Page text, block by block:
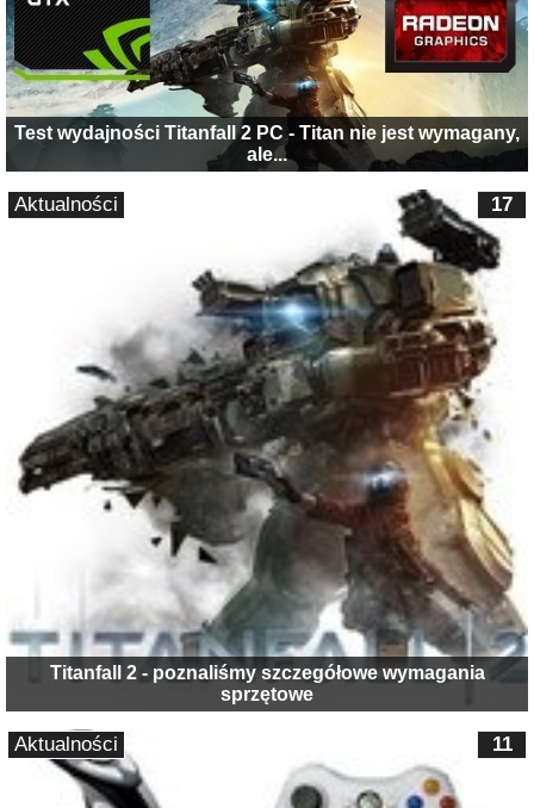
Test wydajności Titanfall 2 PC - Titan nie jest wymagany,
ale...
Titanfall 2 - poznaliśmy szczegółowe wymagania
sprzętowe
17
Aktualności
11
Aktualności